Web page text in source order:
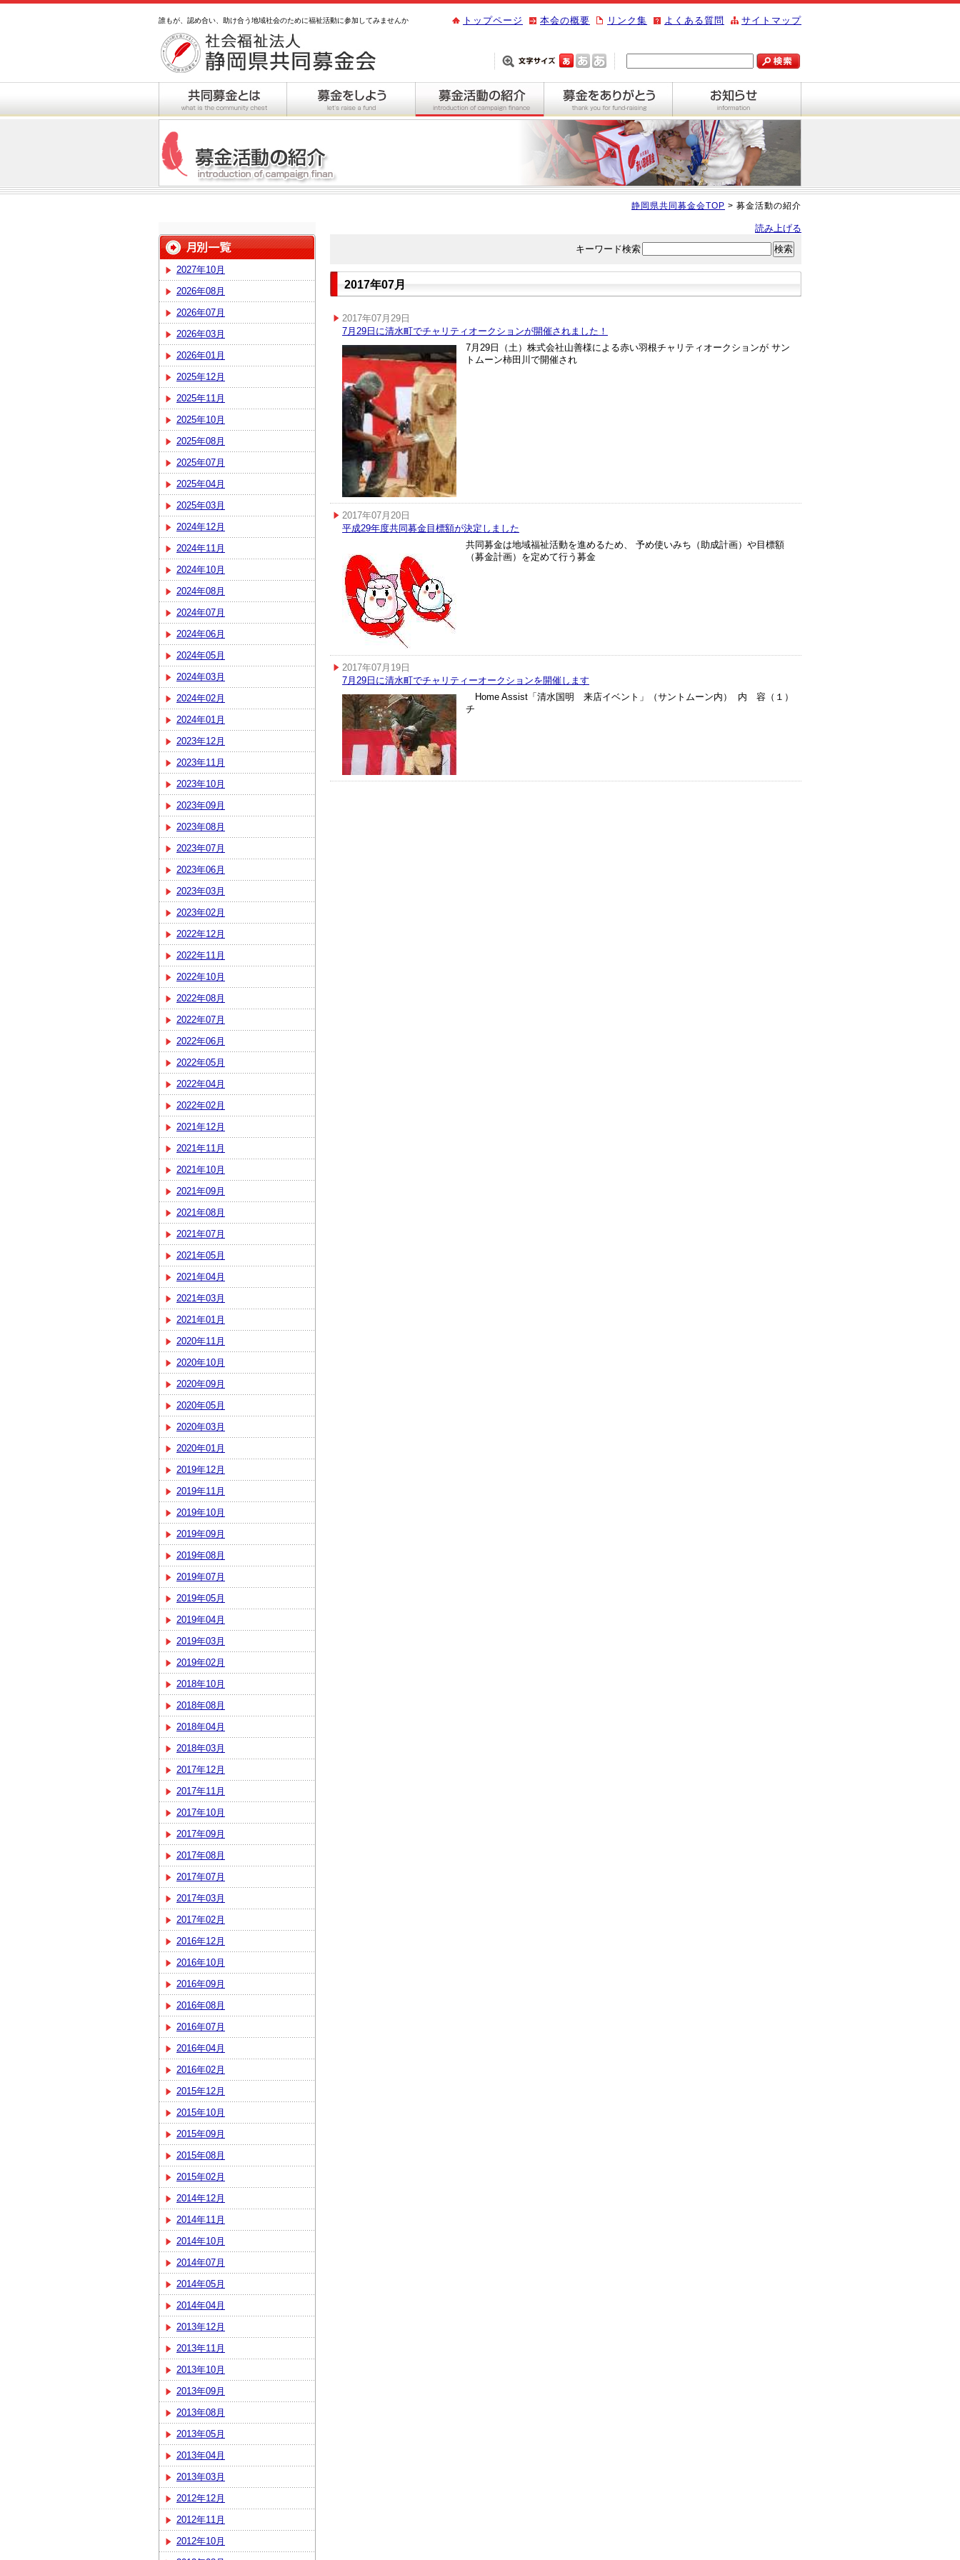
誰もが、認め合い、助け合う地域社会のために福祉活動に参加してみませんか サイトマップ
よくある質問
リンク集
本会の概要
トップページ
静岡県共同募金会TOP > 募金活動の紹介
読み上げる
2027年10月
2026年08月
2026年07月
2026年03月
2026年01月
2025年12月
2025年11月
2025年10月
2025年08月
2025年07月
2025年04月
2025年03月
2024年12月
2024年11月
2024年10月
2024年08月
2024年07月
2024年06月
2024年05月
2024年03月
2024年02月
2024年01月
2023年12月
2023年11月
2023年10月
2023年09月
2023年08月
2023年07月
2023年06月
2023年03月
2023年02月
2022年12月
2022年11月
2022年10月
2022年08月
2022年07月
2022年06月
2022年05月
2022年04月
2022年02月
2021年12月
2021年11月
2021年10月
2021年09月
2021年08月
2021年07月
2021年05月
2021年04月
2021年03月
2021年01月
2020年11月
2020年10月
2020年09月
2020年05月
2020年03月
2020年01月
2019年12月
2019年11月
2019年10月
2019年09月
2019年08月
2019年07月
2019年05月
2019年04月
2019年03月
2019年02月
2018年10月
2018年08月
2018年04月
2018年03月
2017年12月
2017年11月
2017年10月
2017年09月
2017年08月
2017年07月
2017年03月
2017年02月
2016年12月
2016年10月
2016年09月
2016年08月
2016年07月
2016年04月
2016年02月
2015年12月
2015年10月
2015年09月
2015年08月
2015年02月
2014年12月
2014年11月
2014年10月
2014年07月
2014年05月
2014年04月
2013年12月
2013年11月
2013年10月
2013年09月
2013年08月
2013年05月
2013年04月
2013年03月
2012年12月
2012年11月
2012年10月
キーワード検索
2017年07月
2017年07月29日
7月29日に清水町でチャリティオークションが開催されました！
7月29日（土）株式会社山善様による赤い羽根チャリティオークションが サン
トムーン柿田川で開催され
2017年07月20日
平成29年度共同募金目標額が決定しました
共同募金は地域福祉活動を進めるため、 予め使いみち（助成計画）や目標額
（募金計画）を定めて行う募金
2017年07月19日
7月29日に清水町でチャリティーオークションを開催します
Home Assist「清水国明 来店イベント」（サントムーン内） 内 容（１）
チ